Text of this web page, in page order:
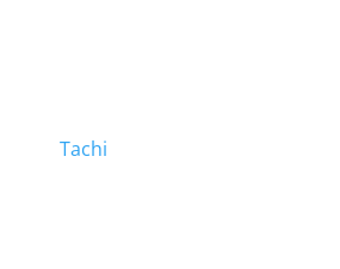
Tachi